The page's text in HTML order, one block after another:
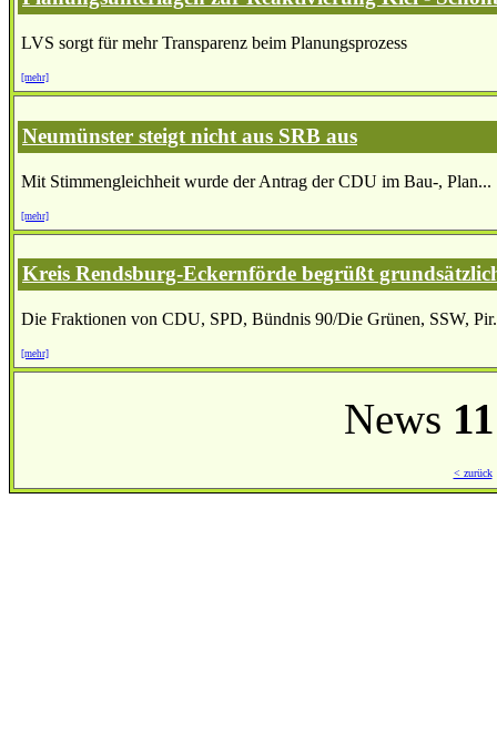
LVS sorgt für mehr Transparenz beim Planungsprozess
[mehr]
Neumünster steigt nicht aus SRB aus
Mit Stimmengleichheit wurde der Antrag der CDU im Bau-, Plan...
[mehr]
Kreis Rendsburg-Eckernförde begrüßt
Die Fraktionen von CDU, SPD, Bündnis 90/Die Grünen, SSW,
[mehr]
News
< zurück